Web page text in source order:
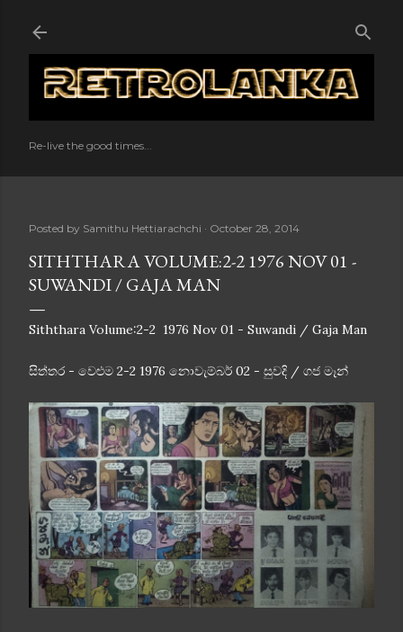
Re-live the good times...
Posted by Samithu Hettiarachchi October 28, 2014
SITHTHARA VOLUME:2-2 1976 NOV 01 -
SUWANDI / GAJA MAN
Siththara Volume:2-2 1976 Nov 01 - Suwandi / Gaja Man
සිත්තර - වෙළුම 2-2 1976 නොවැම්බර් 02 - සුවදි / ගජ මෑන්